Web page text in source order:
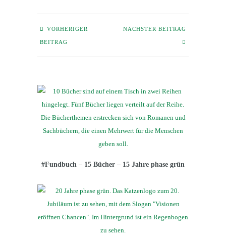
VORHERIGER
BEITRAG
NÄCHSTER BEITRAG
#Fundbuch – 15 Bücher – 15 Jahre phase grün